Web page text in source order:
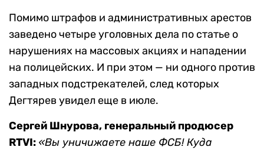
Помимо штрафов и административных арестов
заведено четыре уголовных дела по статье о
нарушениях на массовых акциях и нападении
на полицейских. И при этом — ни одного против
западных подстрекателей, след которых
Дегтярев увидел еще в июле.
Сергей Шнурова, генеральный продюсер
RTVI: «Вы уничижаете наше ФСБ! Куда